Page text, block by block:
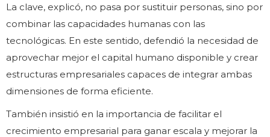
La clave, explicó, no pasa por sustituir personas, sino por
combinar las capacidades humanas con las
tecnológicas. En este sentido, defendió la necesidad de
aprovechar mejor el capital humano disponible y crear
estructuras empresariales capaces de integrar ambas
dimensiones de forma eficiente.
También insistió en la importancia de facilitar el
crecimiento empresarial para ganar escala y mejorar la